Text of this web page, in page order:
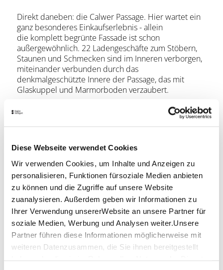
Diese Webseite verwendet Cookies
Wir verwenden Cookies, um Inhalte und Anzeigen zu
personalisieren, Funktionen fürsoziale Medien anbieten
zu können und die Zugriffe auf unsere Website
zuanalysieren. Außerdem geben wir Informationen zu
Ihrer Verwendung unsererWebsite an unsere Partner für
soziale Medien, Werbung und Analysen weiter.Unsere
Partner führen diese Informationen möglicherweise mit
weiteren Datenzusammen, die Sie ihnen bereitgestellt
Direkt daneben: die Calwer Passage. Hier wartet ein
ganz besonderes Einkaufserlebnis - allein
die komplett begrünte Fassade ist schon
außergewöhnlich. 22 Ladengeschäfte zum Stöbern,
Staunen und Schmecken sind im Inneren verborgen,
miteinander verbunden durch das
denkmalgeschützte Innere der Passage, das mit
Glaskuppel und Marmorboden verzaubert.
Lage & Kontakt
Calwer Passage
70173 Stuttgart
Planen Sie Ihre Anreise
Verkehrs- und Tarifverbund Stuttgart GmbH
Fahrplanauskunft des VVS
Deutsche Bahn AG
Fahrplanauskunft der DB
Google Maps
Google Maps Route